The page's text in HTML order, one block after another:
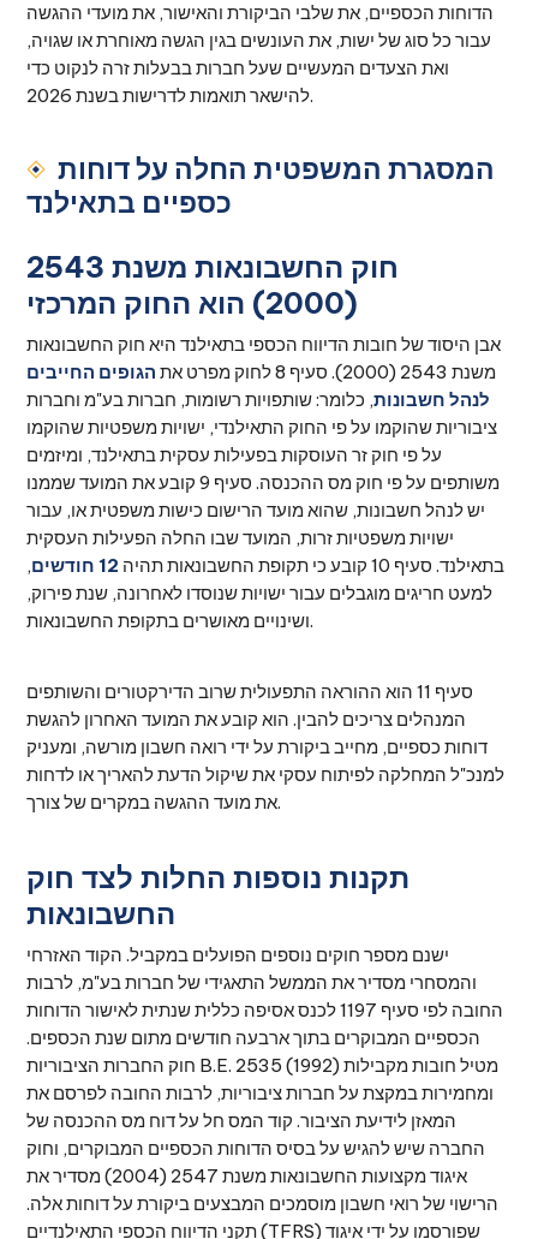
הדוחות הכספיים, את שלבי הביקורת והאישור, את מועדי ההגשה
עבור כל סוג של ישות, את העונשים בגין הגשה מאוחרת או שגויה,
ואת הצעדים המעשיים שעל חברות בבעלות זרה לנקוט כדי
להישאר תואמות לדרישות בשנת 2026.
המסגרת המשפטית החלה על דוחות
כספיים בתאילנד
חוק החשבונאות משנת 2543
(2000) הוא החוק המרכזי
אבן היסוד של חובות הדיווח הכספי בתאילנד היא חוק החשבונאות
משנת 2543 (2000). סעיף 8 לחוק מפרט את
הגופים החייבים
לנהל חשבונות, כלומר: שותפויות רשומות, חברות בע"מ וחברות
ציבוריות שהוקמו על פי החוק התאילנדי, ישויות משפטיות שהוקמו
על פי חוק זר העוסקות בפעילות עסקית בתאילנד, ומיזמים
משותפים על פי חוק מס ההכנסה. סעיף 9 קובע את המועד שממנו
יש לנהל חשבונות, שהוא מועד הרישום כישות משפטית או, עבור
ישויות משפטיות זרות, המועד שבו החלה הפעילות העסקית
בתאילנד. סעיף 10 קובע כי תקופת החשבונאות תהיה
12 חודשים
,
למעט חריגים מוגבלים עבור ישויות שנוסדו לאחרונה, שנת פירוק,
ושינויים מאושרים בתקופת החשבונאות.
סעיף 11 הוא ההוראה התפעולית שרוב הדירקטורים והשותפים
המנהלים צריכים להבין. הוא קובע את המועד האחרון להגשת
דוחות כספיים, מחייב ביקורת על ידי רואה חשבון מורשה, ומעניק
למנכ"ל המחלקה לפיתוח עסקי את שיקול הדעת להאריך או לדחות
את מועד ההגשה במקרים של צורך.
תקנות נוספות החלות לצד חוק
החשבונאות
ישנם מספר חוקים נוספים הפועלים במקביל. הקוד האזרחי
והמסחרי מסדיר את הממשל התאגידי של חברות בע"מ, לרבות
החובה לפי סעיף 1197 לכנס אסיפה כללית שנתית לאישור הדוחות
הכספיים המבוקרים בתוך ארבעה חודשים מתום שנת הכספים.
חוק החברות הציבוריות B.E. 2535 (1992) מטיל חובות מקבילות
ומחמירות במקצת על חברות ציבוריות, לרבות החובה לפרסם את
המאזן לידיעת הציבור. קוד המס חל על דוח מס ההכנסה של
החברה שיש להגיש על בסיס הדוחות הכספיים המבוקרים, וחוק
איגוד מקצועות החשבונאות משנת 2547 (2004) מסדיר את
הרישוי של רואי חשבון מוסמכים המבצעים ביקורת על דוחות אלה.
תקני הדיווח הכספי התאילנדיים (TFRS) שפורסמו על ידי איגוד